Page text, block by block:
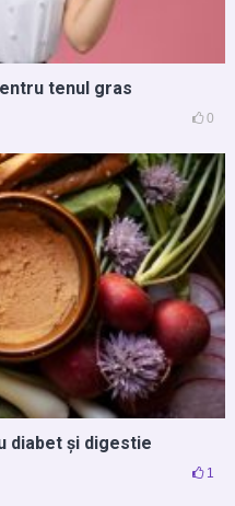
tenul gras
0
diabet și digestie
1